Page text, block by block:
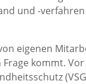
und -
eigenen
kommt.